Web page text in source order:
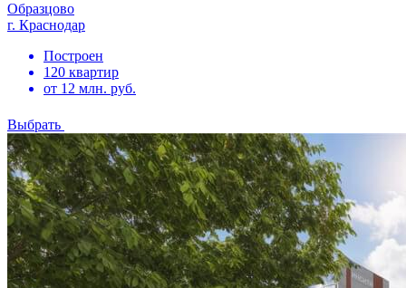
Образцово
г. Краснодар
Построен
120 квартир
от 12 млн. руб.
Выбрать